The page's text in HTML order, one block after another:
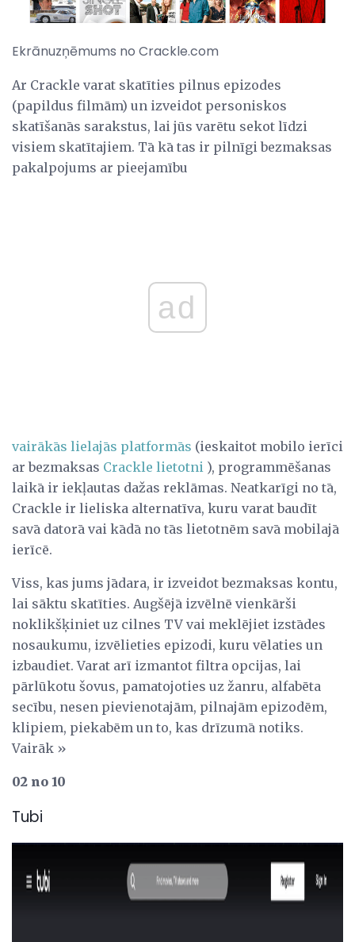
Ekrānuzņēmums no Crackle.com
Ar Crackle varat skatīties pilnus epizodes
(papildus filmām) un izveidot personiskos
skatīšanās sarakstus, lai jūs varētu sekot līdzi
visiem skatītajiem. Tā kā tas ir pilnīgi bezmaksas
pakalpojums ar pieejamību
ad
vairākās lielajās platformās (ieskaitot mobilo ierīci
ar bezmaksas Crackle lietotni ), programmēšanas
laikā ir iekļautas dažas reklāmas. Neatkarīgi no tā,
Crackle ir lieliska alternatīva, kuru varat baudīt
savā datorā vai kādā no tās lietotnēm savā mobilajā
ierīcē.
Viss, kas jums jādara, ir izveidot bezmaksas kontu,
lai sāktu skatīties. Augšējā izvēlnē vienkārši
noklikšķiniet uz cilnes TV vai meklējiet izstādes
nosaukumu, izvēlieties epizodi, kuru vēlaties un
izbaudiet. Varat arī izmantot filtra opcijas, lai
pārlūkotu šovus, pamatojoties uz žanru, alfabēta
secību, nesen pievienotajām, pilnajām epizodēm,
klipiem, piekabēm un to, kas drīzumā notiks.
Vairāk »
02 no 10
Tubi